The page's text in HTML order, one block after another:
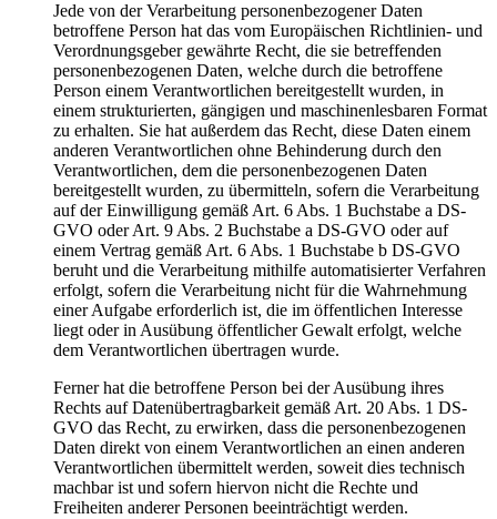
Jede von der Verarbeitung personenbezogener Daten
betroffene Person hat das vom Europäischen Richtlinien- und
Verordnungsgeber gewährte Recht, die sie betreffenden
personenbezogenen Daten, welche durch die betroffene
Person einem Verantwortlichen bereitgestellt wurden, in
einem strukturierten, gängigen und maschinenlesbaren Format
zu erhalten. Sie hat außerdem das Recht, diese Daten einem
anderen Verantwortlichen ohne Behinderung durch den
Verantwortlichen, dem die personenbezogenen Daten
bereitgestellt wurden, zu übermitteln, sofern die Verarbeitung
auf der Einwilligung gemäß Art. 6 Abs. 1 Buchstabe a DS-
GVO oder Art. 9 Abs. 2 Buchstabe a DS-GVO oder auf
einem Vertrag gemäß Art. 6 Abs. 1 Buchstabe b DS-GVO
beruht und die Verarbeitung mithilfe automatisierter Verfahren
erfolgt, sofern die Verarbeitung nicht für die Wahrnehmung
einer Aufgabe erforderlich ist, die im öffentlichen Interesse
liegt oder in Ausübung öffentlicher Gewalt erfolgt, welche
dem Verantwortlichen übertragen wurde.
Ferner hat die betroffene Person bei der Ausübung ihres
Rechts auf Datenübertragbarkeit gemäß Art. 20 Abs. 1 DS-
GVO das Recht, zu erwirken, dass die personenbezogenen
Daten direkt von einem Verantwortlichen an einen anderen
Verantwortlichen übermittelt werden, soweit dies technisch
machbar ist und sofern hiervon nicht die Rechte und
Freiheiten anderer Personen beeinträchtigt werden.